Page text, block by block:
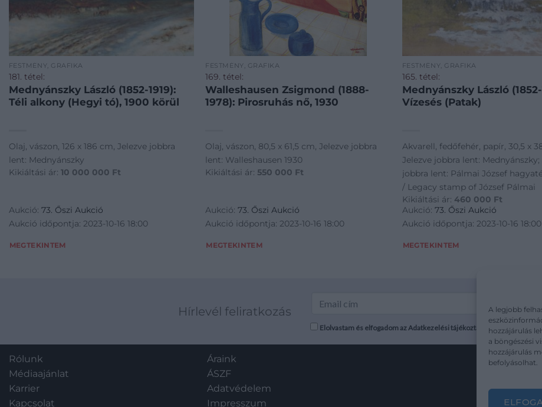
A legjobb
hozzájárulás
a böngészési
hozzájárulás
befolyásolhat.
FESTMÉNY, GRAFIKA
181. tétel:
Mednyánszky László (1852-1919):
Téli alkony (Hegyi tó), 1900 körül
Olaj, vászon, 126 x 186 cm, Jelezve jobbra
lent: Mednyánszky
Kikiáltási ár: 10 000 000 Ft
Aukció: 73. Őszi Aukció
Aukció időpontja: 2023-10-16 18:00
MEGTEKINTEM
FESTMÉNY, GRAFIKA
169. tétel:
Walleshausen Zsigmond (1888-
1978): Pirosruhás nő, 1930
Olaj, vászon, 80,5 x 61,5 cm, Jelezve jobbra
lent: Walleshausen 1930
Kikiáltási ár: 550 000 Ft
Aukció:73. Őszi Aukció
Aukció időpontja: 2023-10-16 18:00
MEGTEKINTEM
FESTMÉNY, GRAFIKA
165. tétel:
Mednyánszky László (1852-
Vízesés (Patak)
Akvarell, fedőfehér, papír, 30,5 x
Jelezve jobbra lent: Mednyánszky;
jobbra lent: Pálmai József
/ Legacy stamp of József Pálmai
Kikiáltási ár: 460 000 Ft
Aukció: 73. Őszi Aukció
Aukció időpontja: 2023-10-16 18:00
MEGTEKINTEM
Hírlevél feliratkozás
Elolvastam és elfogadom az Adatkezelési tájékoztatót: mutargy.com/
Rólunk
Médiaajánlat
Karrier
Kapcsolat
Áraink
ÁSZF
Adatvédelem
Impresszum